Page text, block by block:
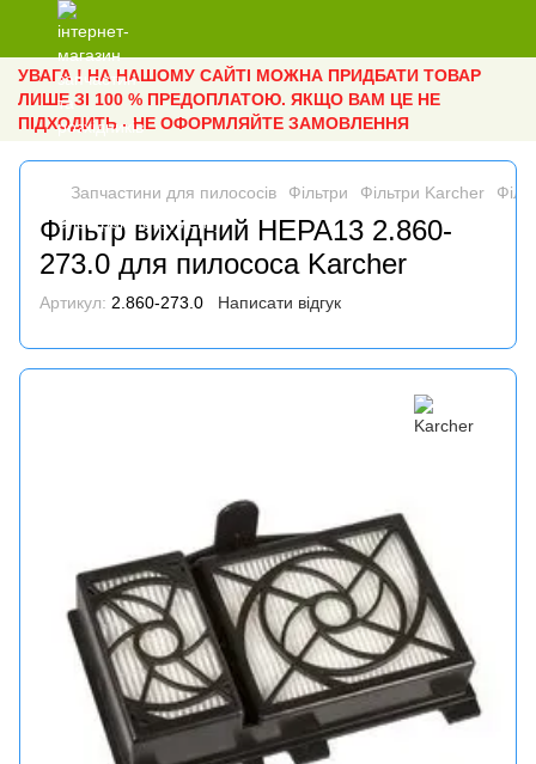
УВАГА ! НА НАШОМУ САЙТІ МОЖНА ПРИДБАТИ ТОВАР
ЛИШЕ ЗІ 100 % ПРЕДОПЛАТОЮ. ЯКЩО ВАМ ЦЕ НЕ
ПІДХОДИТЬ - НЕ ОФОРМЛЯЙТЕ ЗАМОВЛЕННЯ
Запчастини для пилососів Фільтри Фільтри Karcher
Фільтр вихідний HEPA13 2.860-
273.0 для пилососа Karcher
Артикул: 2.860-273.0 Написати відгук